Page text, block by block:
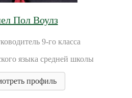
Пол Воулз
9-го класса
языка средней школы
профиль